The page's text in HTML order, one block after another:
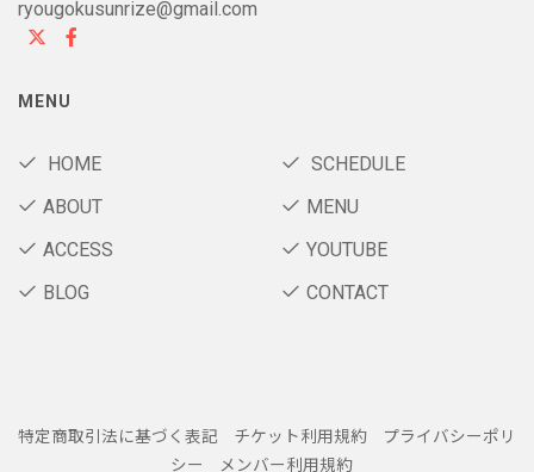
ryougokusunrize@gmail.com
MENU
HOME
SCHEDULE
ABOUT
MENU
ACCESS
YOUTUBE
BLOG
CONTACT
特定商取引法に基づく表記 チケット利用規約
プライバシーポリ
シー
メンバー利用規約